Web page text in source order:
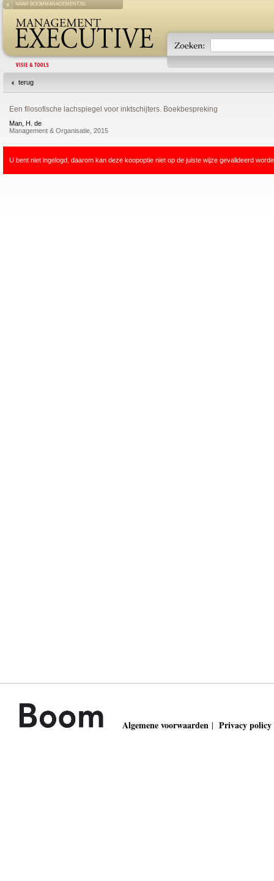
NAAR BOOMMANAGEMENT.NL
terug
Een filosofische lachspiegel voor inktschijters. Boekbespreking
Man, H. de
Management & Organisatie, 2015
U bent niet ingelogd, daarom kan deze koopoptie niet op de juiste wijze gevalideerd
Algemene voorwaarden | Privacy policy